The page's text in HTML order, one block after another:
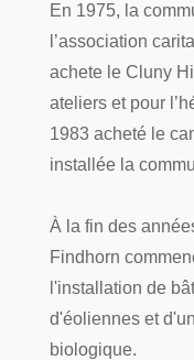
En 1975, la
l’association
achete le Cluny
ateliers et pour
1983 acheté le
installée la
À la fin des
Findhorn
l'installation de
d'éoliennes et
biologique.